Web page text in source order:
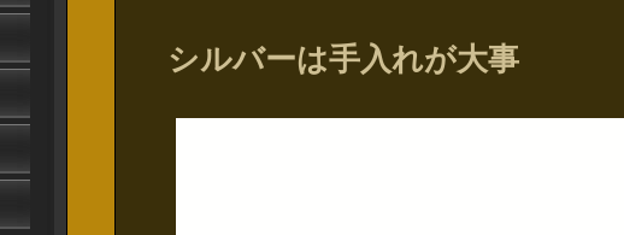
シルバーは手入れが大事